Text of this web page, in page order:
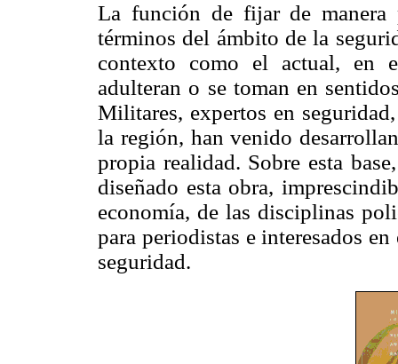
La función de fijar de
términos del ámbito de la
contexto como el actual, en
adulteran o se toman en
Militares, expertos en
la región, han venido
propia realidad. Sobre esta
diseñado esta obra,
economía, de las disciplinas
para periodistas e interesados
seguridad.